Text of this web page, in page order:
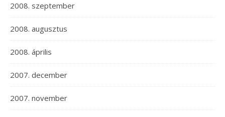
2008. szeptember
2008. augusztus
2008. április
2007. december
2007. november